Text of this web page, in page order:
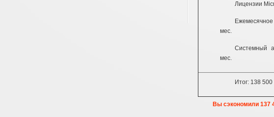
Лицензии
мес.
Системный
мес.
Итог: 138 500
Вы сэкономили 137